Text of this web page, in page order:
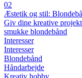
02
Æstetik og stil:
Giv dine kreative
smukke blondebånd
Interesser
Interesser
Blondebånd
Håndarbejde
Kreativ hobby